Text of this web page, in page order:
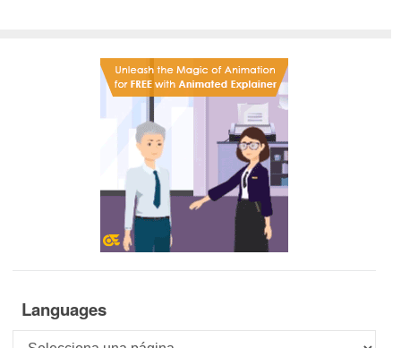
Languages
Languages